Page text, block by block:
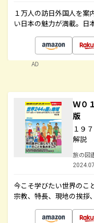
１万人の訪日外国人を案
い日本の魅力が満載。日
AD
Ｗ０
版
１９
解説
旅の図
今こそ学びたい世界のこ
宗教、特長、現地の挨拶